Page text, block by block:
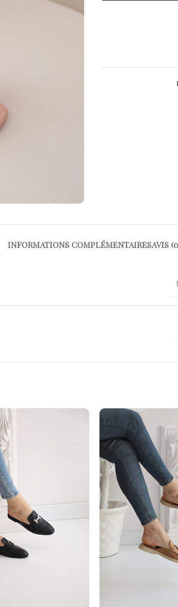
INFORMATIONS COMPLÉMENTAIRESAVIS